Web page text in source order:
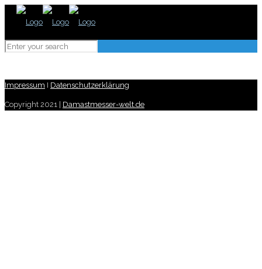
Impressum I Datenschutzerklärung
Copyright 2021 | Damastmesser-welt.de